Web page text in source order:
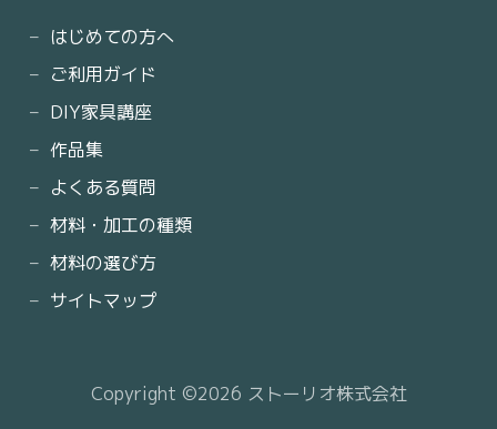
はじめての方へ
ご利用ガイド
DIY家具講座
作品集
よくある質問
材料・加工の種類
材料の選び方
サイトマップ
Copyright ©2026 ストーリオ株式会社